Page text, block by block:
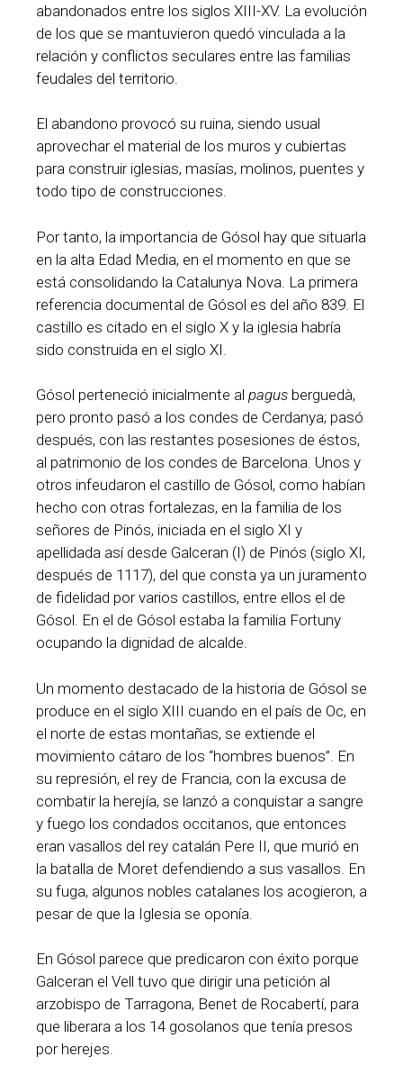
abandonados entre los siglos XIII-XV. La evolución
de los que se mantuvieron quedó vinculada a la
relación y conflictos seculares entre las familias
feudales del territorio.
El abandono provocó su ruina, siendo usual
aprovechar el material de los muros y cubiertas
para construir iglesias, masías, molinos, puentes y
todo tipo de construcciones.
Por tanto, la importancia de Gósol hay que situarla
en la alta Edad Media, en el momento en que se
está consolidando la Catalunya Nova. La primera
referencia documental de Gósol es del año 839. El
castillo es citado en el siglo X y la iglesia habría
sido construida en el siglo XI.
Gósol perteneció inicialmente al pagus berguedà,
pero pronto pasó a los condes de Cerdanya; pasó
después, con las restantes posesiones de éstos,
al patrimonio de los condes de Barcelona. Unos y
otros infeudaron el castillo de Gósol, como habían
hecho con otras fortalezas, en la familia de los
señores de Pinós, iniciada en el siglo XI y
apellidada así desde Galceran (I) de Pinós (siglo XI,
después de 1117), del que consta ya un juramento
de fidelidad por varios castillos, entre ellos el de
Gósol. En el de Gósol estaba la familia Fortuny
ocupando la dignidad de alcalde.
Un momento destacado de la historia de Gósol se
produce en el siglo XIII cuando en el país de Oc, en
el norte de estas montañas, se extiende el
movimiento cátaro de los “hombres buenos”. En
su represión, el rey de Francia, con la excusa de
combatir la herejía, se lanzó a conquistar a sangre
y fuego los condados occitanos, que entonces
eran vasallos del rey catalán Pere II, que murió en
la batalla de Moret defendiendo a sus vasallos. En
su fuga, algunos nobles catalanes los acogieron, a
pesar de que la Iglesia se oponía.
En Gósol parece que predicaron con éxito porque
Galceran el Vell tuvo que dirigir una petición al
arzobispo de Tarragona, Benet de Rocabertí, para
que liberara a los 14 gosolanos que tenía presos
por herejes.